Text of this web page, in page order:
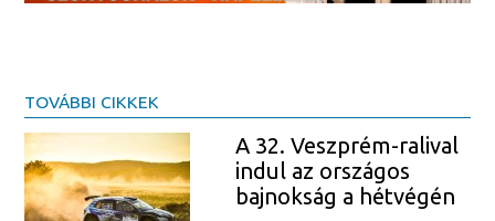
TOVÁBBI CIKKEK
A 32. Veszprém-ralival
indul az országos
bajnokság a hétvégén